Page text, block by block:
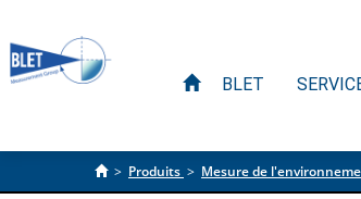
BLET
> Produits > Mesure de